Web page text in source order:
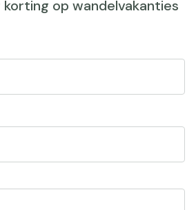
op wandelvakanties